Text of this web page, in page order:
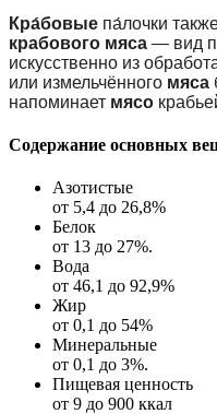
Кра́бовые па́лочки
крабового мяса — вид
искусственно из
или измельчённого мяса
напоминает мясо
Содержание основных
Азотистые
от 5,4 до 26,8%
Белок
от 13 до 27%.
Вода
от 46,1 до 92,9%
Жир
от 0,1 до 54%
Минеральные
от 0,1 до 3%.
Пищевая ценность
от 9 до 900 ккал